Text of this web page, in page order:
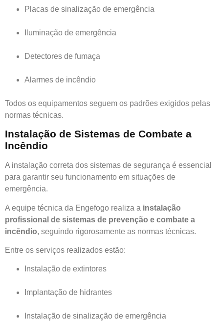
Placas de sinalização de emergência
Iluminação de emergência
Detectores de fumaça
Alarmes de incêndio
Todos os equipamentos seguem os padrões exigidos pelas
normas técnicas.
Instalação de Sistemas de Combate a
Incêndio
A instalação correta dos sistemas de segurança é essencial
para garantir seu funcionamento em situações de
emergência.
A equipe técnica da Engefogo realiza a instalação
profissional de sistemas de prevenção e combate a
incêndio, seguindo rigorosamente as normas técnicas.
Entre os serviços realizados estão:
Instalação de extintores
Implantação de hidrantes
Instalação de sinalização de emergência